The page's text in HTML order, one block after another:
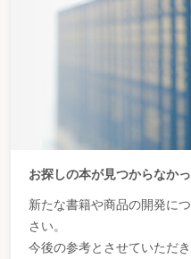
お探しの本が見つからなか
新たな書籍や商品の開発に
さい。
今後の参考とさせていただき